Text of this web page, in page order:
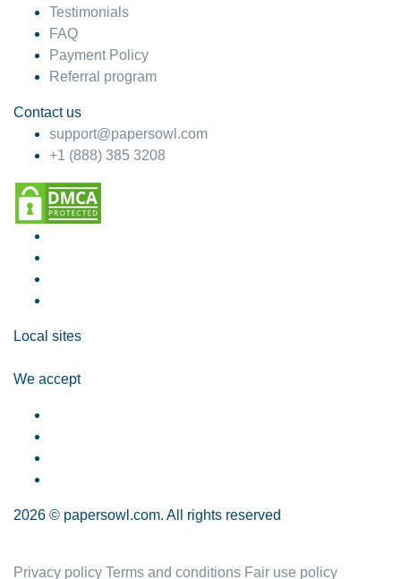
Testimonials
FAQ
Payment Policy
Referral program
Contact us
support@papersowl.com
+1 (888) 385 3208
Local sites
We accept
2026 © papersowl.com. All rights reserved
Privacy policy Terms and conditions Fair use policy